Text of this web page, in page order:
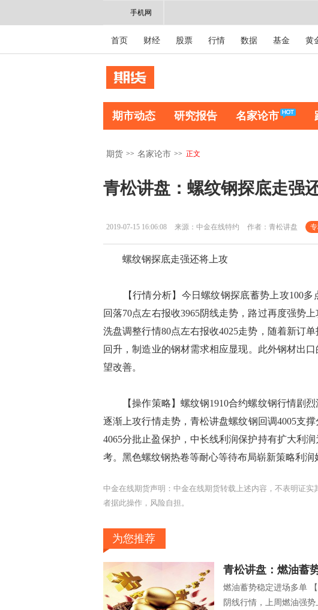
手机网
首页 财经 股票 行情 数据 基金 黄
期市动态 研究报告 名家论市
期货 >> 名家论市 >> 正文
青松讲盘：螺纹钢探底走强
2019-07-15 16:06:08 来源：中金在线特约 作者：青松讲盘
螺纹钢探底走强还将上攻
【行情分析】今日螺纹钢探底蓄势上攻100多
回落70点左右报收3965阴线走势，路过再度强势
洗盘调整行情80点左右报收4025走势，随着新订
回升，制造业的钢材需求相应显现。此外钢材出
望改善。
【操作策略】螺纹钢1910合约螺纹钢行情剧烈
逐渐上攻行情走势，青松讲盘螺纹钢回调4005支
4065分批止盈保护，中长线利润保护持有扩大利
考。黑色螺纹钢热卷等耐心等待布局崭新策略利润
中金在线期货声明：中金在线期货转载上述内容，不表明证
者据此操作，风险自担。
为您推荐
青松讲盘：燃油蓄
燃油蓄势稳定进场多单
阴线行情，上周燃油强势